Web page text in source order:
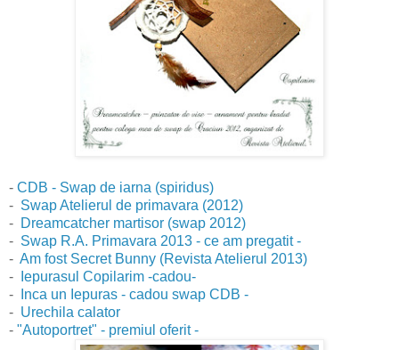
- CDB - Swap de iarna (spiridus)
- Swap Atelierul de primavara (2012)
- Dreamcatcher martisor (swap 2012)
- Swap R.A. Primavara 2013 - ce am pregatit -
- Am fost Secret Bunny (Revista Atelierul 2013)
-
Iepurasul Copilarim -cadou-
-
Inca un Iepuras - cadou swap CDB -
- Urechila calator
- "Autoportret" - premiul oferit -